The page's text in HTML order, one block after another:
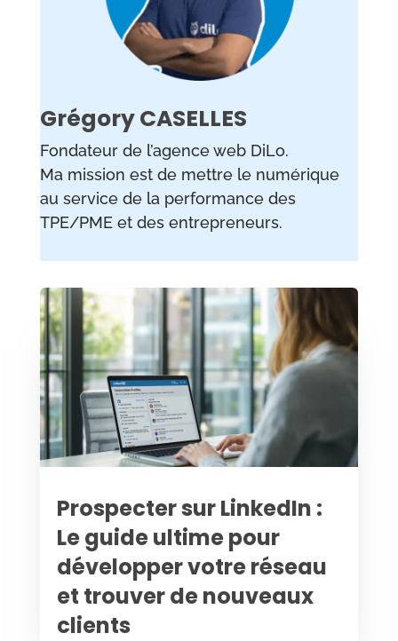
Grégory CASELLES
Fondateur de l’agence web DiLo.
Ma mission est de mettre le numérique
au service de la performance des
TPE/PME et des entrepreneurs.
Prospecter sur LinkedIn :
Le guide ultime pour
développer votre réseau
et trouver de nouveaux
clients